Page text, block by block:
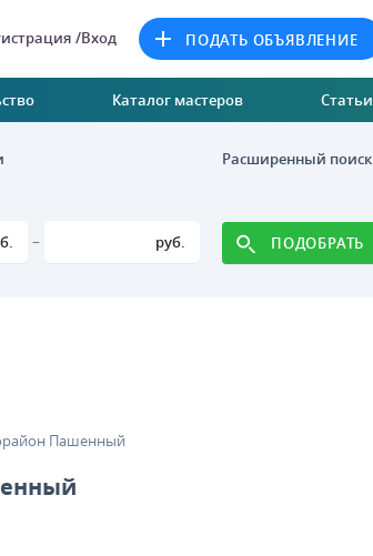
ПОДАТЬ ОБЪЯВЛЕНИЕ
Вход
Каталог мастеров Статьи
Расширенный поиск
– руб. ПОДОБРАТЬ
Пашенный